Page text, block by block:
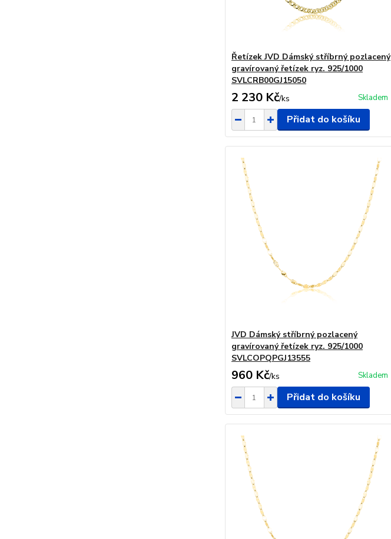
Řetízek JVD Dámský stříbrný pozlacený
gravírovaný řetízek ryz. 925/1000
SVLCRB00GJ15050
2 230 Kč/ks Skladem
Přidat do košíku
JVD Dámský stříbrný pozlacený
gravírovaný řetízek ryz. 925/1000
SVLCOPQPGJ13555
960 Kč/ks Skladem
Přidat do košíku